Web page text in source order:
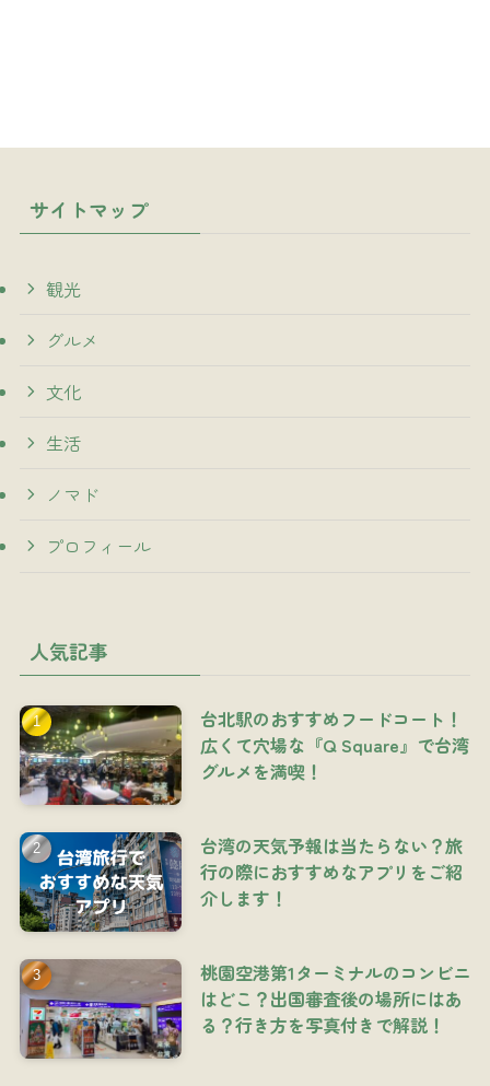
サイトマップ
観光
グルメ
文化
生活
ノマド
プロフィール
人気記事
台北駅のおすすめフードコート！
広くて穴場な『Q Square』で台湾
グルメを満喫！
台湾の天気予報は当たらない？旅
行の際におすすめなアプリをご紹
介します！
桃園空港第1ターミナルのコンビニ
はどこ？出国審査後の場所にはあ
る？行き方を写真付きで解説！